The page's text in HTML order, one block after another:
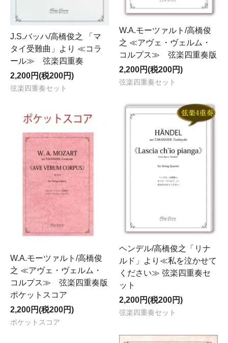
J.S.バッハ/高橋俊之 「マ
タイ受難曲」より ≪コラ
ール≫ 弦楽四重奏
2,200円(税200円)
弦楽四重奏セット
W.A.モーツァルト/高橋俊
之 ≪アヴェ・ヴェルム・
コルプス≫ 弦楽四重奏版
2,200円(税200円)
弦楽四重奏セット
W.A.モーツァルト/高橋俊
之 ≪アヴェ・ヴェルム・
コルプス≫ 弦楽四重奏版
ポケットスコア
2,200円(税200円)
ポケットスコア
ヘンデル/高橋俊之「リナ
ルド」より≪私を泣かせて
ください≫ 弦楽四重奏セ
ット
2,200円(税200円)
弦楽四重奏セット